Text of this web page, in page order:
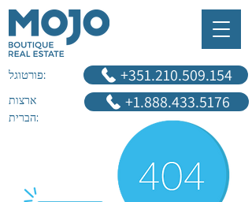
+1.888.433.5176
‎+351.210.509.154 פורטוגל:
ארצות
הברית: